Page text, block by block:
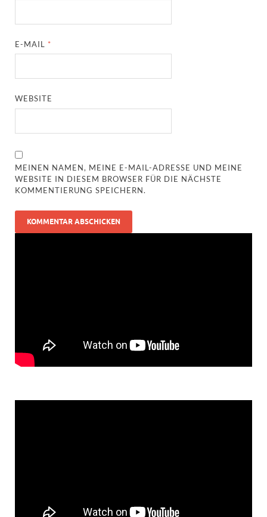
E-MAIL *
WEBSITE
MEINEN NAMEN, MEINE E-MAIL-ADRESSE UND MEINE
WEBSITE IN DIESEM BROWSER FÜR DIE NÄCHSTE
KOMMENTIERUNG SPEICHERN.